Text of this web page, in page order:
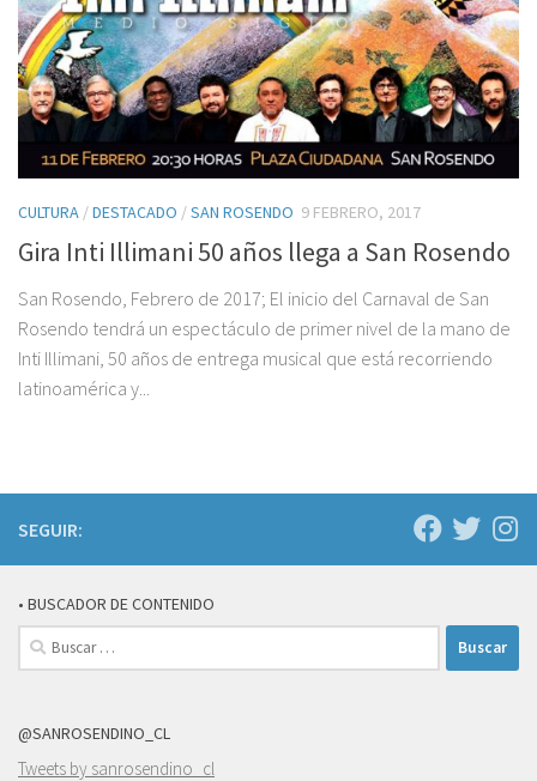
CULTURA /DESTACADO /SAN ROSENDO 9 FEBRERO, 2017
Gira Inti Illimani 50 años llega a San Rosendo
San Rosendo, Febrero de 2017; El inicio del Carnaval de San
Rosendo tendrá un espectáculo de primer nivel de la mano de
Inti Illimani, 50 años de entrega musical que está recorriendo
latinoamérica y...
SEGUIR:
• BUSCADOR DE CONTENIDO
Buscar:
@SANROSENDINO_CL
Tweets by sanrosendino_cl